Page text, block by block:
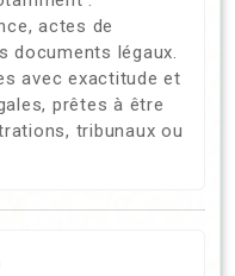
actes de
documents légaux.
avec exactitude et
prêtes à être
tribunaux ou